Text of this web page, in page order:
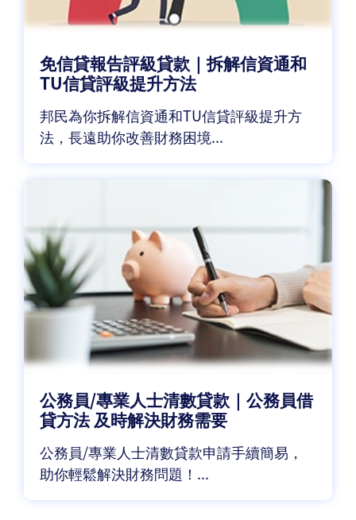
免信貸報告評級貸款｜拆解信資通和
TU信貸評級提升方法
邦民為你拆解信資通和TU信貸評級提升方
法，長遠助你改善財務困境...
公務員/專業人士清數貸款｜公務員借
貸方法 及時解決財務需要
公務員/專業人士清數貸款申請手續簡易，
助你輕鬆解決財務問題！...